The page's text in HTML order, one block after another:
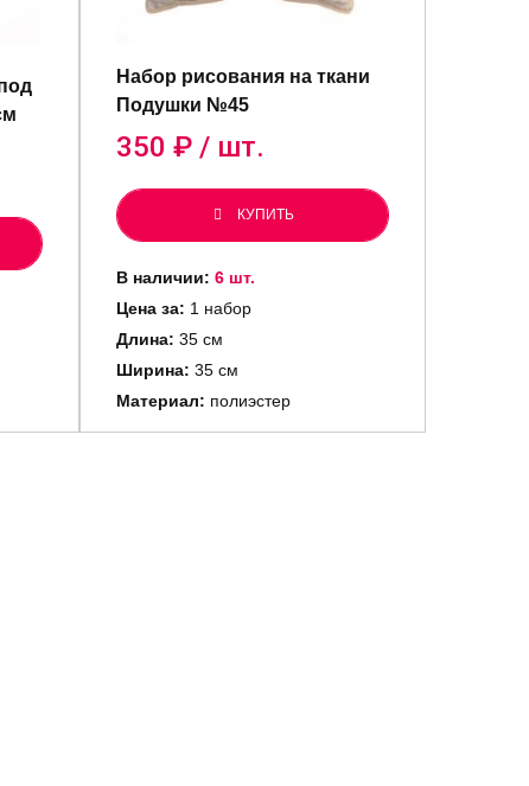
Набор рисования на ткани
Подушки №45
350 ₽ / шт.
КУПИТЬ
В наличии: 6 шт.
Цена за: 1 набор
Длина: 35 см
Ширина: 35 см
Материал: полиэстер